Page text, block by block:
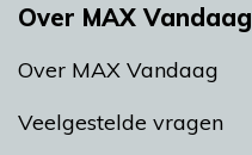
Over MAX Vandaag
Over MAX Vandaag
Veelgestelde vragen